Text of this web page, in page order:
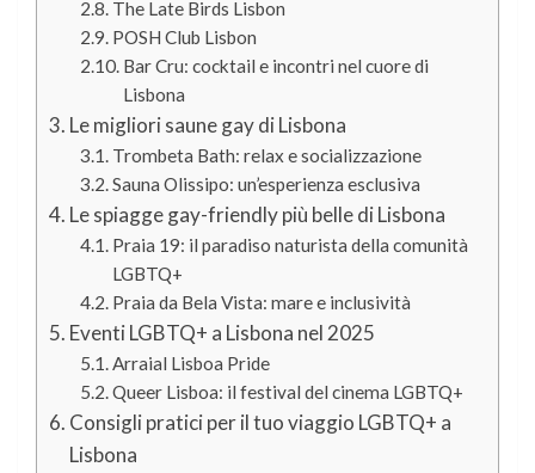
The Late Birds Lisbon
POSH Club Lisbon
Bar Cru: cocktail e incontri nel cuore di
Lisbona
Le migliori saune gay di Lisbona
Trombeta Bath: relax e socializzazione
Sauna Olissipo: un’esperienza esclusiva
Le spiagge gay-friendly più belle di Lisbona
Praia 19: il paradiso naturista della comunità
LGBTQ+
Praia da Bela Vista: mare e inclusività
Eventi LGBTQ+ a Lisbona nel 2025
Arraial Lisboa Pride
Queer Lisboa: il festival del cinema LGBTQ+
Consigli pratici per il tuo viaggio LGBTQ+ a
Lisbona